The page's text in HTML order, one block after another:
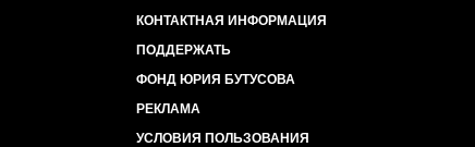
КОНТАКТНАЯ ИНФОРМАЦИЯ
ПОДДЕРЖАТЬ
ФОНД ЮРИЯ БУТУСОВА
РЕКЛАМА
УСЛОВИЯ ПОЛЬЗОВАНИЯ